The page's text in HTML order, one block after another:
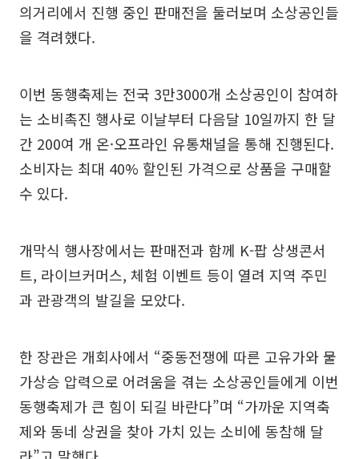
의거리에서 진행 중인 판매전을 둘러보며 소상공인들
을 격려했다.
이번 동행축제는 전국 3만3000개 소상공인이 참여하
는 소비촉진 행사로 이날부터 다음달 10일까지 한 달
간 200여 개 온·오프라인 유통채널을 통해 진행된다.
소비자는 최대 40% 할인된 가격으로 상품을 구매할
수 있다.
개막식 행사장에서는 판매전과 함께 K-팝 상생콘서
트, 라이브커머스, 체험 이벤트 등이 열려 지역 주민
과 관광객의 발길을 모았다.
한 장관은 개회사에서 “중동전쟁에 따른 고유가와 물
가상승 압력으로 어려움을 겪는 소상공인들에게 이번
동행축제가 큰 힘이 되길 바란다”며 “가까운 지역축
제와 동네 상권을 찾아 가치 있는 소비에 동참해 달